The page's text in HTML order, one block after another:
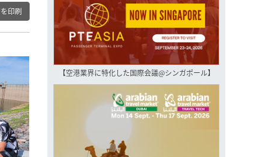
印刷
【空港業界に特化した国際会議@シンガポール】